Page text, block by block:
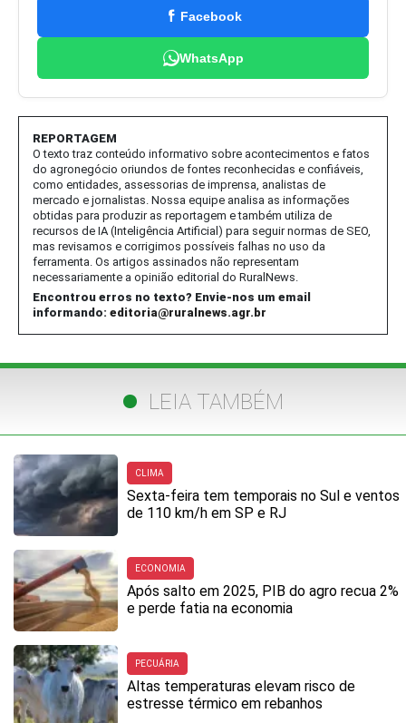
Facebook
WhatsApp
REPORTAGEM
O texto traz conteúdo informativo sobre acontecimentos e fatos
do agronegócio oriundos de fontes reconhecidas e confiáveis,
como entidades, assessorias de imprensa, analistas de
mercado e jornalistas. Nossa equipe analisa as informações
obtidas para produzir as reportagem e também utiliza de
recursos de IA (Inteligência Artificial) para seguir normas de SEO,
mas revisamos e corrigimos possíveis falhas no uso da
ferramenta. Os artigos assinados não representam
necessariamente a opinião editorial do RuralNews.
Encontrou erros no texto? Envie-nos um email
informando: editoria@ruralnews.agr.br
LEIA TAMBÉM
CLIMA
Sexta-feira tem temporais no Sul e ventos
de 110 km/h em SP e RJ
ECONOMIA
Após salto em 2025, PIB do agro recua 2%
e perde fatia na economia
PECUÁRIA
Altas temperaturas elevam risco de
estresse térmico em rebanhos